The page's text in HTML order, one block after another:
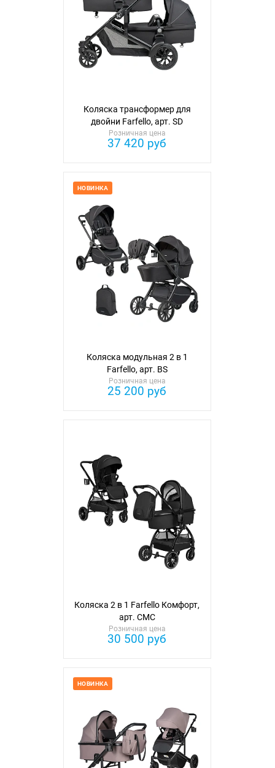
Коляска трансформер для
двойни Farfello, арт. SD
Розничная цена
37 420 руб
НОВИНКА
Коляска модульная 2 в 1
Farfello, арт. BS
Розничная цена
25 200 руб
Коляска 2 в 1 Farfello Комфорт,
арт. CMC
Розничная цена
30 500 руб
НОВИНКА